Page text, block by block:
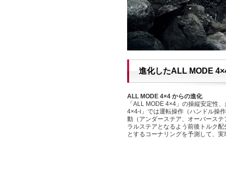
進化したALL MODE
ALL MODE 4×4 からの進化
「ALL MODE 4×4」の操縦安定性
4×4-i」では運転操作（ハンドル操
動（アンダーステア、オーバース
ラルステアとなるよう前後トルク
とするコーナリングを予測して、実